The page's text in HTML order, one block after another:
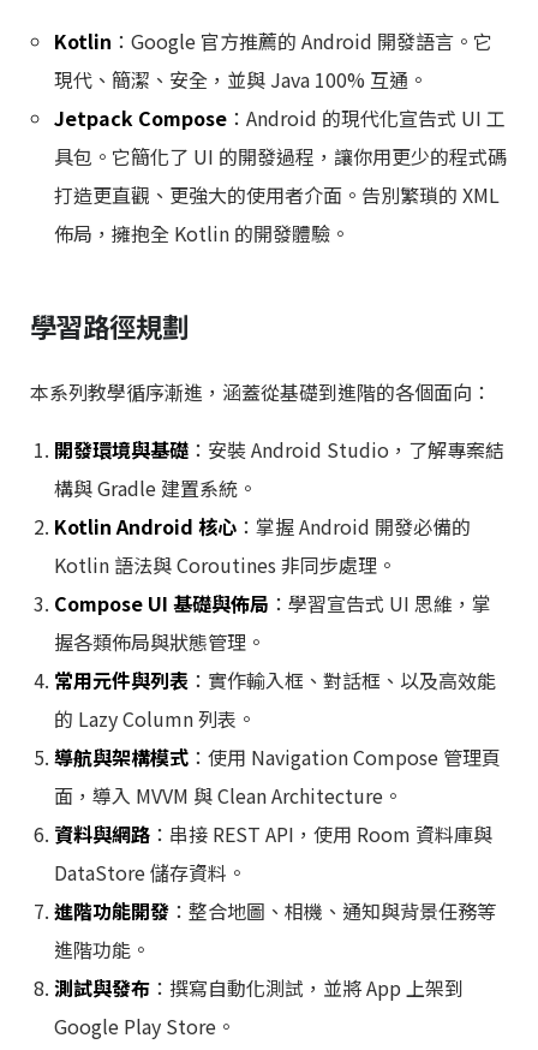
Kotlin ：Google 官方推薦的 Android 開發語言。它
現代、簡潔、安全，並與 Java 100% 互通。
Jetpack Compose ：Android 的現代化宣告式 UI 工
具包。它簡化了 UI 的開發過程，讓你用更少的程式碼
打造更直觀、更強大的使用者介面。告別繁瑣的 XML
佈局，擁抱全 Kotlin 的開發體驗。
學習路徑規劃
本系列教學循序漸進，涵蓋從基礎到進階的各個面向：
開發環境與基礎 ：安裝 Android Studio，了解專案結
構與 Gradle 建置系統。
Kotlin Android 核心 ：掌握 Android 開發必備的
Kotlin 語法與 Coroutines 非同步處理。
Compose UI 基礎與佈局 ：學習宣告式 UI 思維，掌
握各類佈局與狀態管理。
常用元件與列表 ：實作輸入框、對話框、以及高效能
的 Lazy Column 列表。
導航與架構模式 ：使用 Navigation Compose 管理頁
面，導入 MVVM 與 Clean Architecture。
資料與網路 ：串接 REST API，使用 Room 資料庫與
DataStore 儲存資料。
進階功能開發 ：整合地圖、相機、通知與背景任務等
進階功能。
測試與發布 ：撰寫自動化測試，並將 App 上架到
Google Play Store。